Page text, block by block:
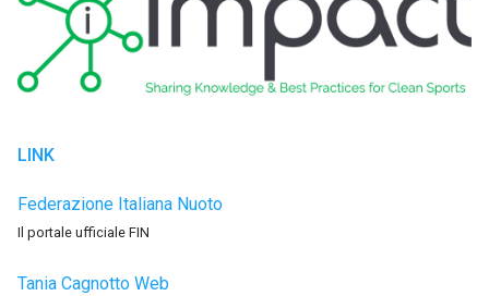
LINK
Federazione Italiana Nuoto
Il portale ufficiale FIN
Tania Cagnotto Web